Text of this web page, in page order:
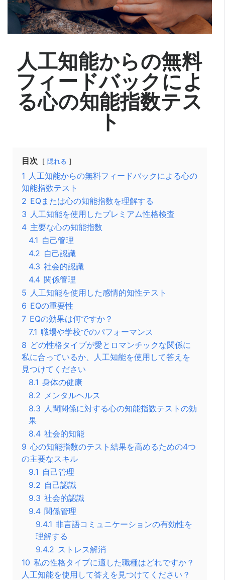
人工知能からの無料
フィードバックによ
る心の知能指数テス
ト
目次 隠れる
1 人工知能からの無料フィードバックによる心の
知能指数テスト
2 EQまたは心の知能指数を理解する
3 人工知能を使用したプレミアム性格検査
4 主要な心の知能指数
4.1 自己管理
4.2 自己認識
4.3 社会的認識
4.4 関係管理
5 人工知能を使用した感情的知性テスト
6 EQの重要性
7 EQの効果は何ですか？
7.1 職場や学校でのパフォーマンス
8 どの性格タイプが愛とロマンチックな関係に
私に合っているか、人工知能を使用して答えを
見つけてください
8.1 身体の健康
8.2 メンタルヘルス
8.3 人間関係に対する心の知能指数テストの効
果
8.4 社会的知能
9 心の知能指数のテスト結果を高めるための4つ
の主要なスキル
9.1 自己管理
9.2 自己認識
9.3 社会的認識
9.4 関係管理
9.4.1 非言語コミュニケーションの有効性を
理解する
9.4.2 ストレス解消
10 私の性格タイプに適した職種はどれですか？
人工知能を使用して答えを見つけてください？